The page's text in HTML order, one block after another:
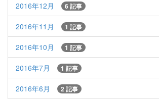
2016年12月 6 記事
2016年11月 1 記事
2016年10月 1 記事
2016年7月 1 記事
2016年6月 2 記事